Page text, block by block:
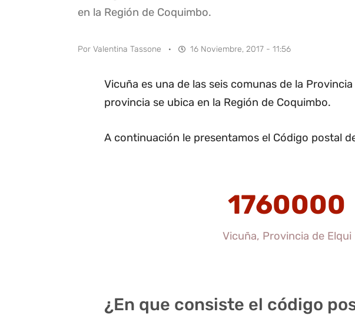
en la Región de Coquimbo.
Por Valentina Tassone · 16 Noviembre, 2017 - 11:56
Vicuña es una de las seis comunas de la
provincia se ubica en la Región de Coquimbo.
A continuación le presentamos el Código postal
1760000
Vicuña, Provincia de Elqui
¿En que consiste el código